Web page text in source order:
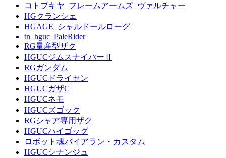
コトブキヤ_フレームアームズ_ヴァルチャー
HGクランシェ
HGAGE_シャルドールローグ
tn_hguc_PaleRider
RG量産型ザク
HGUCジムスナイパーⅡ
RGガンダム
HGUCドライセン
HGUCガザC
HGUCネモ
HGUCズゴック
RGシャア専用ザク
HGUCハイゴッグ
ロボット魂バイアラン・カスタム
HGUCシナンジュ